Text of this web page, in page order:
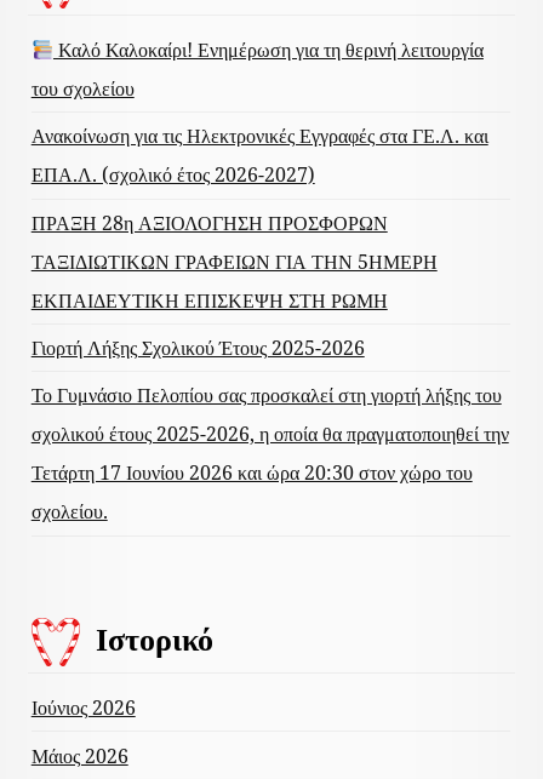
Καλό Καλοκαίρι! Ενημέρωση για τη θερινή λειτουργία
του σχολείου
Ανακοίνωση για τις Ηλεκτρονικές Εγγραφές στα ΓΕ.Λ. και
ΕΠΑ.Λ. (σχολικό έτος 2026-2027)
ΠΡΑΞΗ 28η ΑΞΙΟΛΟΓΗΣΗ ΠΡΟΣΦΟΡΩΝ
ΤΑΞΙΔΙΩΤΙΚΩΝ ΓΡΑΦΕΙΩΝ ΓΙΑ ΤΗΝ 5ΗΜΕΡΗ
ΕΚΠΑΙΔΕΥΤΙΚΗ ΕΠΙΣΚΕΨΗ ΣΤΗ ΡΩΜΗ
Γιορτή Λήξης Σχολικού Έτους 2025-2026
Το Γυμνάσιο Πελοπίου σας προσκαλεί στη γιορτή λήξης του
σχολικού έτους 2025-2026, η οποία θα πραγματοποιηθεί την
Τετάρτη 17 Ιουνίου 2026 και ώρα 20:30 στον χώρο του
σχολείου.
Ιστορικό
Ιούνιος 2026
Μάιος 2026